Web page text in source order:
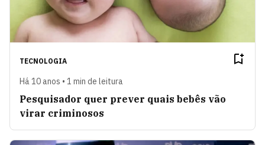
TECNOLOGIA
Há 10 anos • 1 min de leitura
Pesquisador quer prever quais bebês vão
virar criminosos